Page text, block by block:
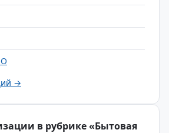
→
в рубрике «Бытовая